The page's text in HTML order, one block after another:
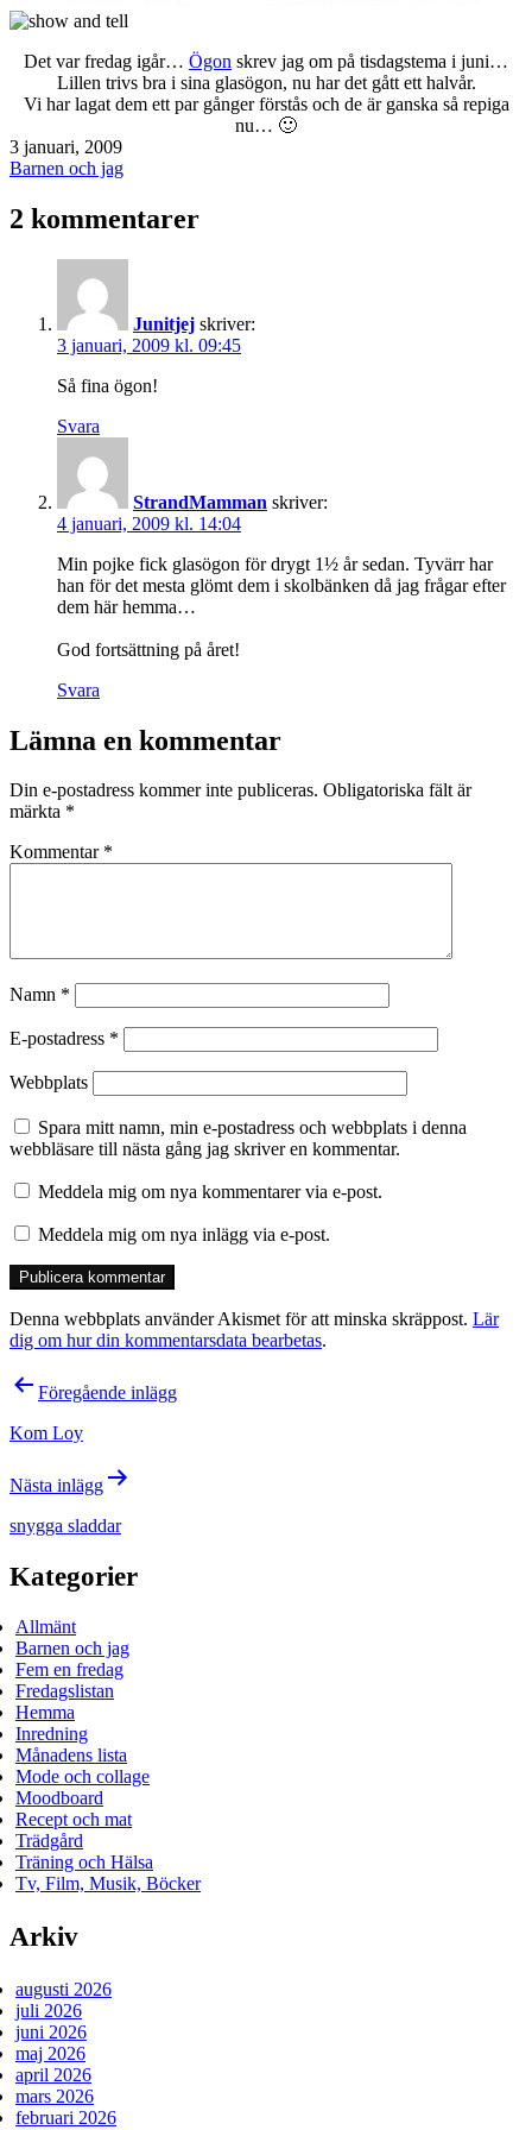
Det var fredag igår… Ögon skrev jag om på tisdagstema i juni…
Lillen trivs bra i sina glasögon, nu har det gått ett halvår.
Vi har lagat dem ett par gånger förstås och de är ganska så repiga
nu… 🙂
Publicerat
den
3 januari, 2009
Kategoriserat
Barnen och jag
2 kommentarer
Junitjej skriver:
3 januari, 2009 kl. 09:45
Så fina ögon!
Svara
StrandMamman skriver:
4 januari, 2009 kl. 14:04
Min pojke fick glasögon för drygt 1½ år sedan. Tyvärr har
han för det mesta glömt dem i skolbänken då jag frågar efter
dem här hemma…
God fortsättning på året!
Svara
Lämna en kommentar
Din e-postadress kommer inte publiceras. Obligatoriska fält är
märkta *
Kommentar *
Namn *
E-postadress *
Webbplats
Spara mitt namn, min e-postadress och webbplats i denna
webbläsare till nästa gång jag skriver en kommentar.
Meddela mig om nya kommentarer via e-post.
Meddela mig om nya inlägg via e-post.
Denna webbplats använder Akismet för att minska skräppost. Lär
dig om hur din kommentarsdata bearbetas.
Inläggsnavigering
Föregående inlägg
Kom Loy
Nästa inlägg
snygga sladdar
Kategorier
Allmänt
Barnen och jag
Fem en fredag
Fredagslistan
Hemma
Inredning
Månadens lista
Mode och collage
Moodboard
Recept och mat
Trädgård
Träning och Hälsa
Tv, Film, Musik, Böcker
Arkiv
augusti 2026
juli 2026
juni 2026
maj 2026
april 2026
mars 2026
februari 2026